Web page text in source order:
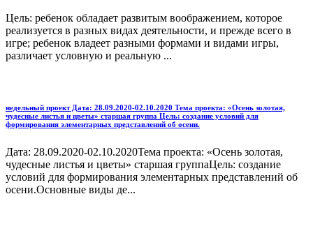
Цель: ребенок обладает развитым воображением, которое
реализуется в разных видах деятельности, и прежде всего в
игре; ребенок владеет разными формами и видами игры,
различает условную и реальную ...
недельный проект Дата: 28.09.2020-02.10.2020 Тема проекта: «Осень золотая,
чудесные листья и цветы» старшая группа Цель: создание условий для
формирования элементарных представлений об осени.
Дата: 28.09.2020-02.10.2020Тема проекта: «Осень золотая,
чудесные листья и цветы» старшая группаЦель: создание
условий для формирования элементарных представлений об
осени.Основные виды де...